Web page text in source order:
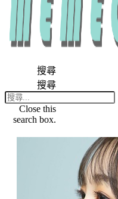
搜尋
搜尋
Close this
search box.